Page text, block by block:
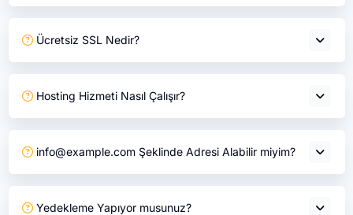
Ücretsiz SSL Nedir?
Hosting Hizmeti Nasıl Çalışır?
info@example.com Şeklinde Adresi Alabilir miyim?
Yedekleme Yapıyor musunuz?